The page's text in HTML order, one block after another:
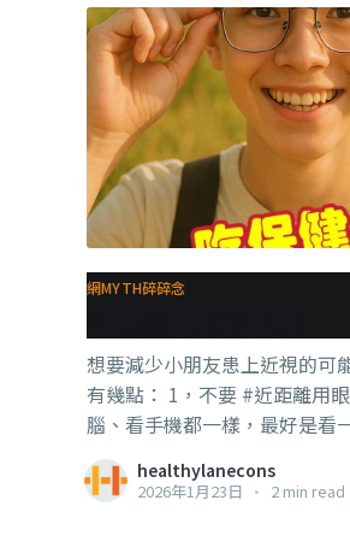
網MYTH碎碎念
想要減少小朋友患上近視的可
有幾點： 1，不要 #近距離用眼，不論是看書、看電
腦、看手機都一樣，最好是看
的遠方幾分鐘 2，每天2小時的 #戶外活動，主要是
【自然光】的刺激可以抑制眼
healthylanecons
2026年1月23日 • 2 min read